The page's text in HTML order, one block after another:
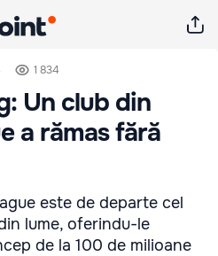
1 834
Un club din
a rămas fără
este de departe cel
lume, oferindu-le
de la 100 de milioane